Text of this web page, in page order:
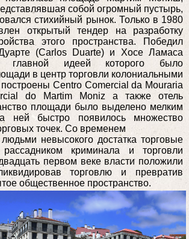
собой огромный пустырь,
стихийный рынок. Только в 1980
открытый тендер на разработку
этого пространства. Победил
(Carlos Duarte) и Хосе Ламаса
главной идеей которого было
в центр торговли колониальными
Centro Comercial da Mouraria
do Martim Moniz а также отель
площади было выделено мелким
ней быстро появилось множество
точек. Со временем
невысокого достатка торговые
криминала и торговли
первом веке власти положили
торговлю и превратив
общественное пространство.